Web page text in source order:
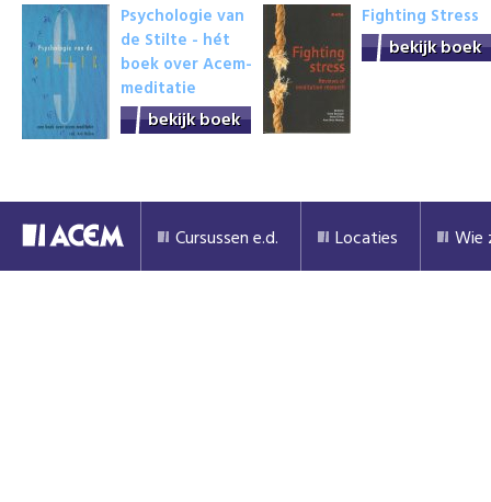
Psychologie van
de Stilte - hét
boek over Acem-
meditatie
bekijk boek
Fighting Stress
bekijk boek
Cursussen e.d. Locaties Wie